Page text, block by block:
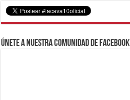
Únete a nuestra comunidad de Facebook